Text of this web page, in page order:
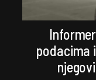
podacima